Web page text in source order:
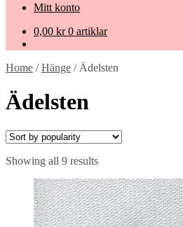
Mitt konto
0,00 kr 0 artiklar
Home /Hänge / Ädelsten
Ädelsten
Showing all 9 results